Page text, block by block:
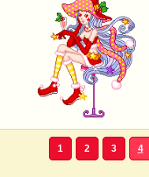
1 2 3 4